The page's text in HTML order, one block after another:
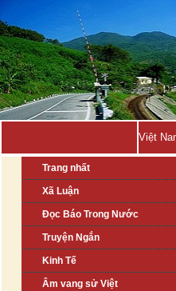
Việt
Trang nhất
Xã Luận
Đọc Báo Trong Nước
Truyện Ngắn
Kinh Tế
Âm vang sử Việt